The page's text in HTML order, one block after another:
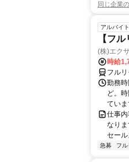
同じ企業
アルバイ
【フ
(株)エク
時給
フルリ
勤務
ど。
てい
仕事
なり
セー
急募 フル